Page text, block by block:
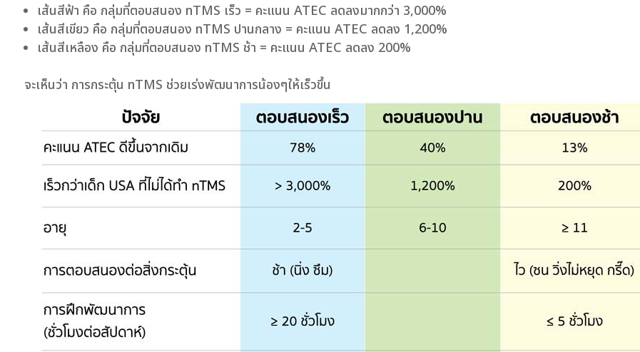
เส้นสีฟ้า คือ กลุ่มที่ตอบสนอง nTMS เร็ว = คะแนน ATEC ลดลงมากกว่า 3,000%
เส้นสีเขียว คือ กลุ่มที่ตอบสนอง nTMS ปานกลาง = คะแนน ATEC ลดลง 1,200%
เส้นสีเหลือง คือ กลุ่มที่ตอบสนอง nTMS ช้า = คะแนน ATEC ลดลง 200%
จะเห็นว่า การกระตุ้น nTMS ช่วยเร่งพัฒนาการน้องๆให้เร็วขึ้น